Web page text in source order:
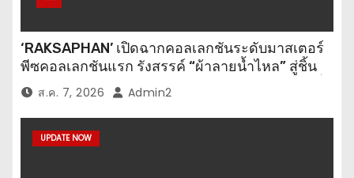
‘RAKSAPHAN’ เปิดฉากคอลเลกชันระดับมาสเตอร์
พีซคอลเลกชันแรก รังสรรค์ “ผ้าลายน้ำไหล” สู่ชิ้น
งานศิลปะสะสมสุดลิมิเต็ด ถ่ายทอดภูมิปัญญาท้องถิ่น
สู่สุนทรียภาพระดับสากล
ส.ค. 7, 2026 Admin2
UPDATE NOW